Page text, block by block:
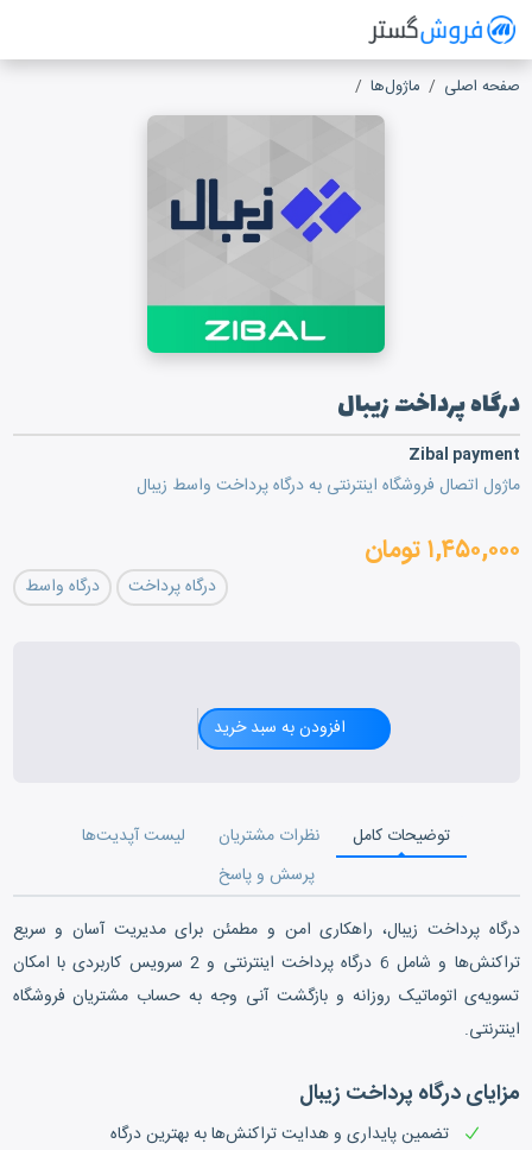
سیستم مدیریت فروش آنلاین
صفحه اصلی ماژول‌ها
درگاه پرداخت زیبال
Zibal payment
ماژول اتصال فروشگاه اینترنتی به درگاه پرداخت واسط زیبال
۱,۴۵۰,۰۰۰ تومان
درگاه پرداخت درگاه واسط
افزودن به سبد خرید
توضیحات کامل نظرات مشتریان
لیست آپدیت‌ها
پرسش و پاسخ
درگاه پرداخت زیبال، راهکاری امن و مطمئن برای مدیریت آسان و سریع
تراکنش‌ها و شامل 6 درگاه پرداخت اینترنتی و 2 سرویس کاربردی با امکان
تسویه‌ی اتوماتیک روزانه و بازگشت آنی وجه به حساب مشتریان فروشگاه
اینترنتی.
مزایای درگاه پرداخت زیبال
تضمین پایداری و هدایت تراکنش‌ها به بهترین درگاه